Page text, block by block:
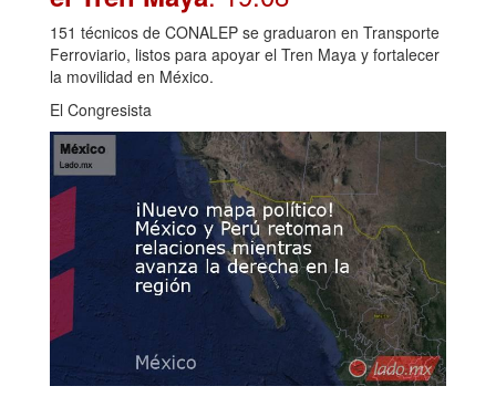
151 técnicos de CONALEP se graduaron en Transporte
Ferroviario, listos para apoyar el Tren Maya y fortalecer
la movilidad en México.
El Congresista